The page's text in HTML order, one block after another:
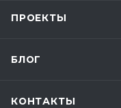
ПРОЕКТЫ
БЛОГ
КОНТАКТЫ